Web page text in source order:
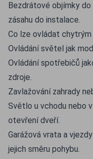
Bezdrátové objímky
zásahu do instalace.
Co lze ovládat chytrým
Ovládání světel jak
Ovládání spotřebičů
zdroje.
Zavlažování zahrady
Světlo u vchodu nebo
otevření dveří.
Garážová vrata a
jejich směru pohybu.